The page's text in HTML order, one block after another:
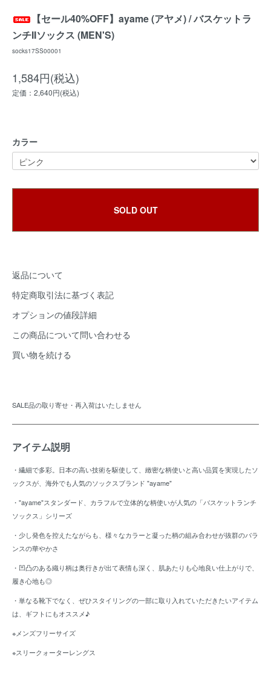
【セール40%OFF】ayame (アヤメ) / バスケットラ
ンチIIソックス (MEN'S)
socks17SS00001
1,584円(税込)
定価：2,640円(税込)
カラー
SOLD OUT
返品について
特定商取引法に基づく表記
オプションの値段詳細
この商品について問い合わせる
買い物を続ける
SALE品の取り寄せ・再入荷はいたしません
アイテム説明
・繊細で多彩。日本の高い技術を駆使して、緻密な柄使いと高い品質を実現したソ
ックスが、海外でも人気のソックスブランド "ayame"
・"ayame"スタンダード、カラフルで立体的な柄使いが人気の「バスケットランチ
ソックス」シリーズ
・少し発色を控えたながらも、様々なカラーと凝った柄の組み合わせが抜群のバラ
ンスの華やかさ
・凹凸のある織り柄は奥行きが出て表情も深く、肌あたりも心地良い仕上がりで、
履き心地も◎
・単なる靴下でなく、ぜひスタイリングの一部に取り入れていただきたいアイテム
は、ギフトにもオススメ♪
※メンズフリーサイズ
※スリークォーターレングス